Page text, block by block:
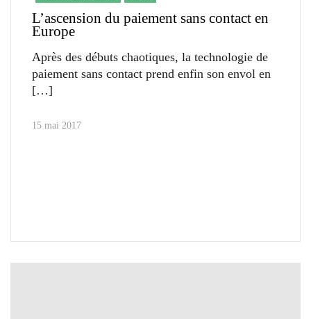
L’ascension du paiement sans contact en
Europe
Après des débuts chaotiques, la technologie de
paiement sans contact prend enfin son envol en
15 mai 2017